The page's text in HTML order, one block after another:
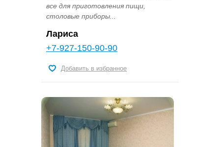
все для приготовления пищи,
столовые приборы...
Лариса
+7-927-150-90-90
Добавить в избранное